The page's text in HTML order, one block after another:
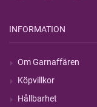
INFORMATION
Om Garnaffären
Köpvillkor
Hållbarhet